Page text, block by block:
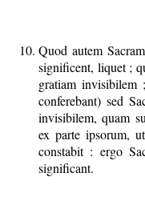
Quod autem
significent, liquet ;
gratiam invisibilem
conferebant) sed
invisibilem, quam
ex parte ipsorum,
constabit : ergo
significant.